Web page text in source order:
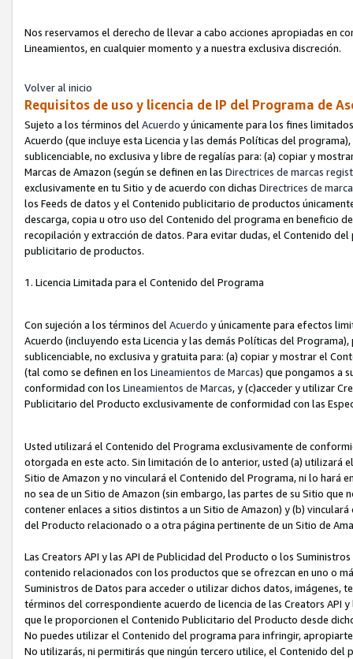
Nos reservamos el derecho de llevar a cabo acciones apropiadas en
Lineamientos, en cualquier momento y a nuestra exclusiva discreción.
Volver al inicio
Requisitos de uso y licencia de IP del Programa de
Sujeto a los términos del Acuerdo y únicamente para los fines
Acuerdo (que incluye esta Licencia y las demás Políticas del
sublicenciable, no exclusiva y libre de regalías para: (a) copiar y
Marcas de Amazon (según se definen en las Directrices de marcas
exclusivamente en tu Sitio y de acuerdo con dichas Directrices de
los Feeds de datos y el Contenido publicitario de productos
descarga, copia u otro uso del Contenido del programa en beneficio
recopilación y extracción de datos. Para evitar dudas, el Contenido
publicitario de productos.
1. Licencia Limitada para el Contenido del Programa
Con sujeción a los términos del Acuerdo y únicamente para efectos
Acuerdo (incluyendo esta Licencia y las demás Políticas del
sublicenciable, no exclusiva y gratuita para: (a) copiar y mostrar el
(tal como se definen en los Lineamientos de Marcas) que pongamos a
conformidad con los Lineamientos de Marcas, y (c)acceder y utilizar
Publicitario del Producto exclusivamente de conformidad con las
Usted utilizará el Contenido del Programa exclusivamente de
otorgada en este acto. Sin limitación de lo anterior, usted (a) utilizará
Sitio de Amazon y no vinculará el Contenido del Programa, ni lo hará
no sea de un Sitio de Amazon (sin embargo, las partes de su Sitio
contener enlaces a sitios distintos a un Sitio de Amazon) y (b)
del Producto relacionado o a otra página pertinente de un Sitio de
Las Creators API y las API de Publicidad del Producto o los
contenido relacionados con los productos que se ofrezcan en uno o
Suministros de Datos para acceder o utilizar dichos datos,
términos del correspondiente acuerdo de licencia de las Creators API
que le proporcionen el Contenido Publicitario del Producto desde
No puedes utilizar el Contenido del programa para infringir,
No utilizarás, ni permitirás que ningún tercero utilice, el Contenido